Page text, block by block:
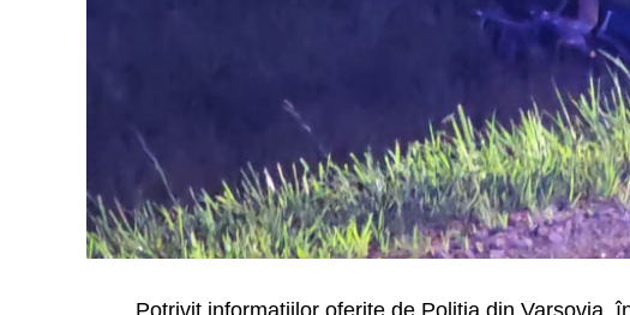
Potrivit informațiilor oferite de Poliția din Varșovia,